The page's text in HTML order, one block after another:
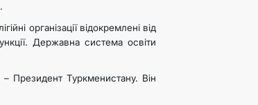
організації відокремлені від
Державна система освіти
Президент Туркменистану. Він